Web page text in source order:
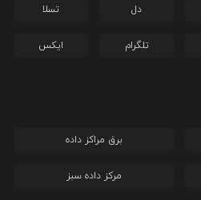
دل تسلا
تلگرام ایکس
برق مراکز داده
مرکز داده سبز